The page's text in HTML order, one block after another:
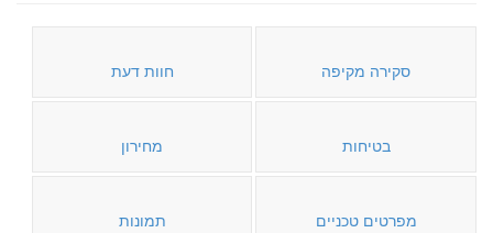
סקירה מקיפה חוות דעת
בטיחות מחירון
מפרטים טכניים תמונות